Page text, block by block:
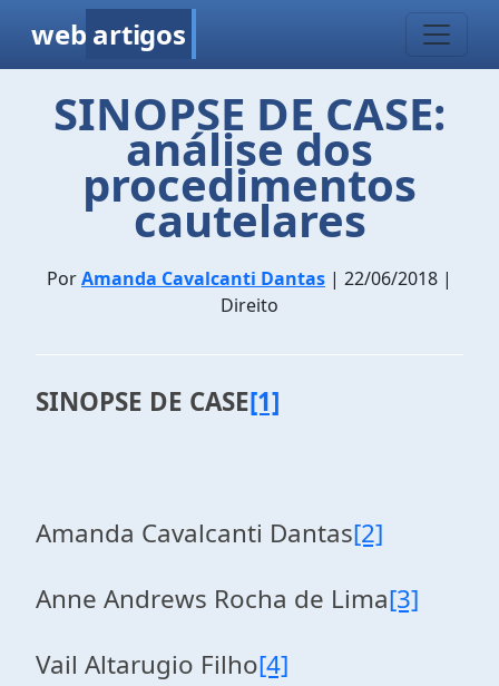
web artigos
SINOPSE DE CASE:
análise dos
procedimentos
cautelares
PorAmanda Cavalcanti Dantas | 22/06/2018 |
Direito
SINOPSE DE CASE[1]
Amanda Cavalcanti Dantas[2]
Anne Andrews Rocha de Lima[3]
Vail Altarugio Filho[4]